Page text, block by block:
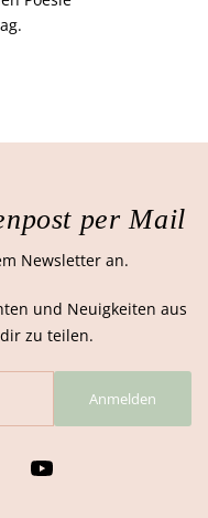
per Mail
Newsletter an.
und Neuigkeiten aus
zu teilen.
Anmelden